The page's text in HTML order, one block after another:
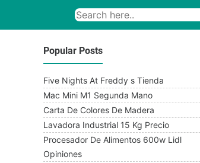
Popular Posts
Five Nights At Freddy s Tienda
Mac Mini M1 Segunda Mano
Carta De Colores De Madera
Lavadora Industrial 15 Kg Precio
Procesador De Alimentos 600w Lidl
Opiniones